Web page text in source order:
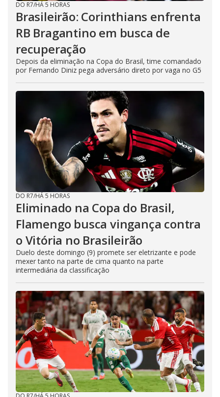
DO R7/HÁ 5 HORAS
Brasileirão: Corinthians enfrenta
RB Bragantino em busca de
recuperação
Depois da eliminação na Copa do Brasil, time comandado
por Fernando Diniz pega adversário direto por vaga no G5
DO R7/HÁ 5 HORAS
Eliminado na Copa do Brasil,
Flamengo busca vingança contra
o Vitória no Brasileirão
Duelo deste domingo (9) promete ser eletrizante e pode
mexer tanto na parte de cima quanto na parte
intermediária da classificação